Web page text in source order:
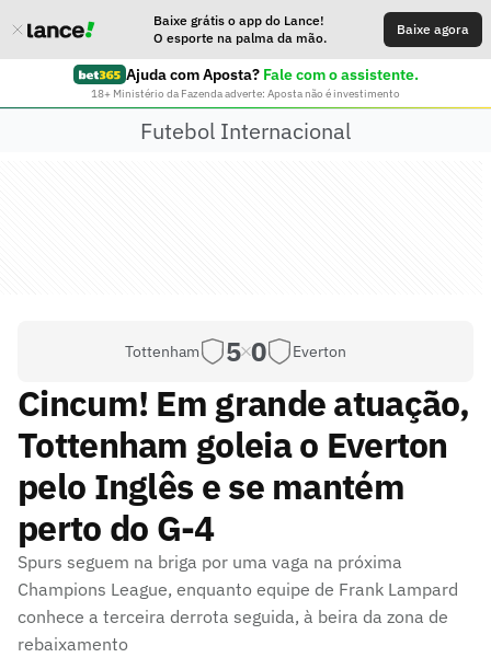
Baixe grátis o app do Lance!
O esporte na palma da mão.
Baixe agora
Ajuda com Aposta? Fale com o assistente.
18+ Ministério da Fazenda adverte: Aposta não é investimento
Futebol Internacional
Tottenham 5 0 Everton
Cincum! Em grande atuação,
Tottenham goleia o Everton
pelo Inglês e se mantém
perto do G-4
Spurs seguem na briga por uma vaga na próxima
Champions League, enquanto equipe de Frank Lampard
conhece a terceira derrota seguida, à beira da zona de
rebaixamento